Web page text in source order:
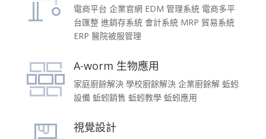
電商平台 企業官網 EDM 管理系統 電商多平
台匯整 進銷存系統 會計系統 MRP 貿易系統
ERP 醫院被服管理
A-worm 生物應用
家庭廚餘解決 學校廚餘解決 企業廚餘解 蚯蚓
設備 蚯蚓銷售 蚯蚓教學 蚯蚓應用
視覺設計